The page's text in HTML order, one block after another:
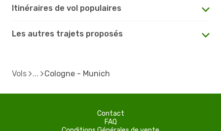
Itinéraires de vol populaires
Les autres trajets proposés
Vols Cologne - Munich
Contact
FAQ